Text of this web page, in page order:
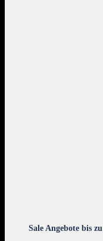
Sale Angebote bis